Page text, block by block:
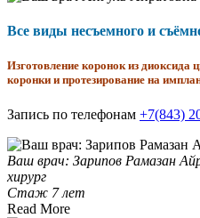
Все виды несъемного и
Изготовление коронок из диоксида
коронки и протезирование на
Запись по телефонам +7(843)
Ваш врач: Зарипов Рамазан
хирург
Стаж 7 лет
Read More